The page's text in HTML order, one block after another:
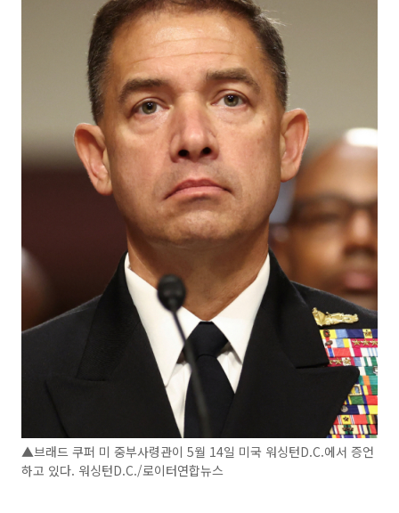
▲브래드 쿠퍼 미 중부사령관이 5월 14일 미국 워싱턴D.C.에서 증언
하고 있다. 워싱턴D.C./로이터연합뉴스